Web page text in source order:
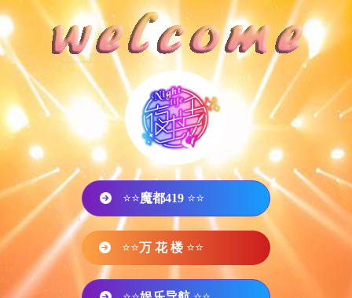
⭐⭐魔都419 ⭐⭐
⭐⭐万 花 楼 ⭐⭐